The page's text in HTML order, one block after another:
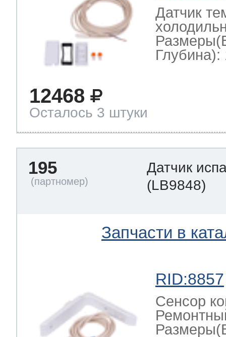
Датчик
Глубина):
12468
Осталось 3 штуки
195
Датчик
(LB9848)
Запчасти в
RID:8857
Сенсор